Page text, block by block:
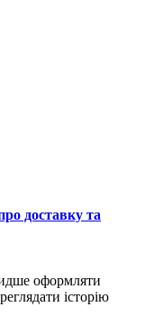
доставку та
оформляти
історію